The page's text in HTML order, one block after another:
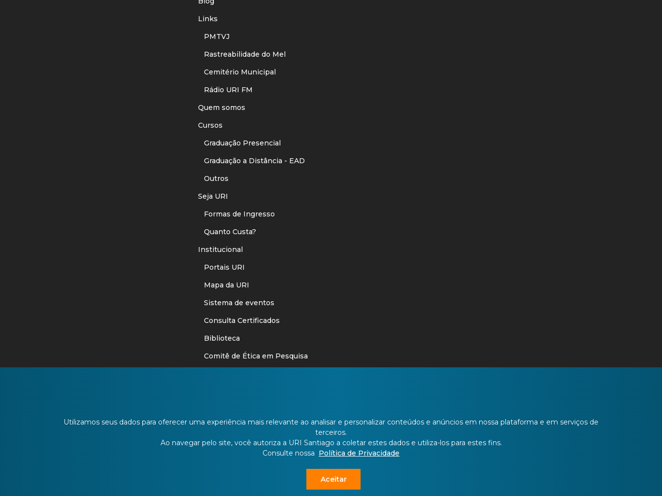
Links
PMTVJ
Rastreabilidade do Mel
Cemitério Municipal
Rádio URI FM
Quem somos
Cursos
Graduação Presencial
Graduação a Distância - EAD
Outros
Seja URI
Formas de Ingresso
Quanto Custa?
Institucional
Portais URI
Mapa da URI
Sistema de eventos
Consulta Certificados
Biblioteca
Comitê de Ética em Pesquisa
URI Informa
Blog
Utilizamos seus dados para oferecer uma experiência mais relevante ao analisar e personalizar conteúdos e anúncios em nossa plataforma e em serviços de
terceiros.
Ao navegar pelo site, você autoriza a URI Santiago a coletar estes dados e utiliza-los para estes fins.
Consulte nossa Política de Privacidade
Aceitar